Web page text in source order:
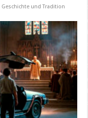
Geschichte und Tradition